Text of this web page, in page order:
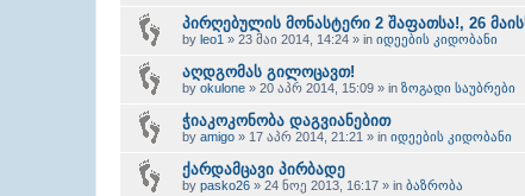
პირღებულის მონასტერი 2 შაფათსა!, 26
by leo1 » 23 მაი 2014, 14:24 » in იდეების კიდობანი
აღდგომას გილოცავთ!
by okulone » 20 აპრ 2014, 15:09 » in ზოგადი საუბრები
ჭიაკოკონობა დაგვიანებით
by amigo » 17 აპრ 2014, 21:21 » in იდეების კიდობანი
ქარდამცავი პირბადე
by pasko26 » 24 ნოე 2013, 16:17 » in ბაზრობა